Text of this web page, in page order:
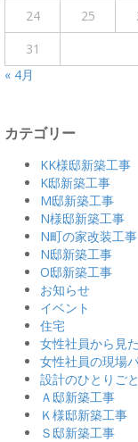
24
25
31
« 4月
カテゴリー
KK様邸新築工事
K邸新築工事
M邸新築工事
N様邸新築工事
N町の家改装工事
N邸新築工事
O邸新築工事
お知らせ
イベント
住宅
女性社員から見
女性社員の現場
設計のひとりごと
Ａ邸新築工事
Ｋ様邸新築工事
Ｓ邸新築工事